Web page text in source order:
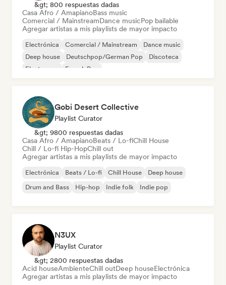
&gt; 800 respuestas dadas
Casa Afro / AmapianoBass music
Comercial / MainstreamDance musicPop bailable
Agregar artistas a mis playlists de mayor impacto
Electrónica Comercial / Mainstream
Dance music
Deep house
Deutschpop/German Pop
Discoteca
Electropop
French Pop
Gobi Desert Collective
Playlist Curator
&gt; 9800 respuestas dadas
Casa Afro / AmapianoBeats / Lo-fiChill House
Chill / Lo-fi Hip-HopChill out
Agregar artistas a mis playlists de mayor impacto
Electrónica Beats / Lo-fi Chill House
Deep house
Drum and Bass
Hip-hop Indie folk Indie pop
N3UX
Playlist Curator
&gt; 2800 respuestas dadas
Acid houseAmbienteChill outDeep houseElectrónica
Agregar artistas a mis playlists de mayor impacto